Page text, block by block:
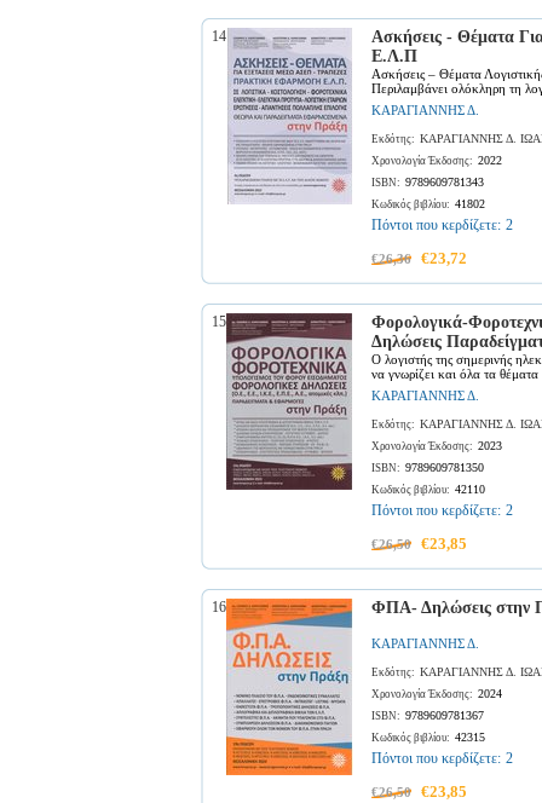
14
Ασκήσεις - Θέματα
Ε.Λ.Π
Ασκήσεις – Θέματα
Περιλαμβάνει ολόκληρη τη
ΚΑΡΑΓΙΑΝΝΗΣ Δ.
Εκδότης: ΚΑΡΑΓΙΑΝΝΗΣ Δ.
Χρονολογία Έκδοσης: 2022
ISBN: 9789609781343
Κωδικός βιβλίου: 41802
Πόντοι που κερδίζετε: 2
€26,36 €23,72
15
Φορολογικά-
Δηλώσεις
Ο λογιστής της σημερινής
να γνωρίζει και όλα τα
ΚΑΡΑΓΙΑΝΝΗΣ Δ.
Εκδότης: ΚΑΡΑΓΙΑΝΝΗΣ Δ.
Χρονολογία Έκδοσης: 2023
ISBN: 9789609781350
Κωδικός βιβλίου: 42110
Πόντοι που κερδίζετε: 2
€26,50 €23,85
16 ΦΠΑ- Δηλώσεις στην
ΚΑΡΑΓΙΑΝΝΗΣ Δ.
Εκδότης: ΚΑΡΑΓΙΑΝΝΗΣ Δ.
Χρονολογία Έκδοσης: 2024
ISBN: 9789609781367
Κωδικός βιβλίου: 42315
Πόντοι που κερδίζετε: 2
€26,50 €23,85